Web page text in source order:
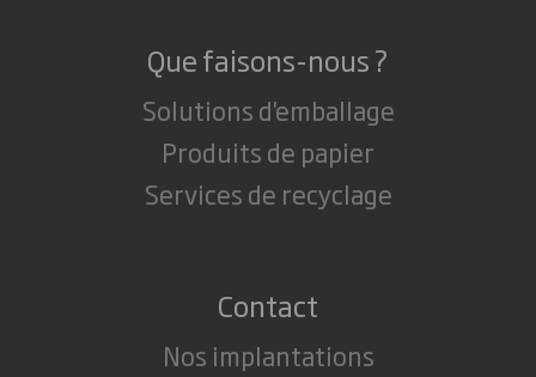
Que faisons-nous ?
Solutions d'emballage
Produits de papier
Services de recyclage
Contact
Nos implantations